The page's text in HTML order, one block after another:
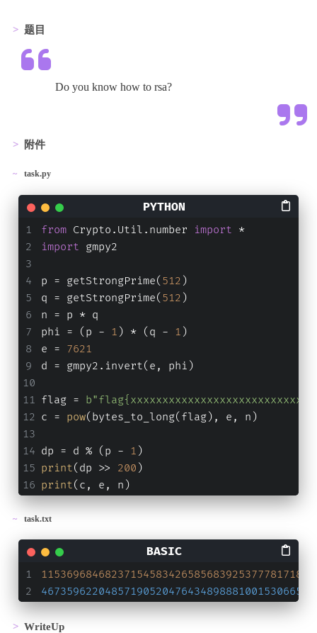
题目
Do you know how to rsa?
附件
task.py
from Crypto.Util.number import *
import gmpy2
p = getStrongPrime( 512 )
q = getStrongPrime( 512 )
n = p * q
phi = (p -
1 ) * (q - 1 )
e = 7621
d = gmpy2.invert(e, phi)
flag =
c = pow(bytes_to_long(flag), e, n)
dp = d % (p - 1 )
print(dp >> 200 )
print(c, e, n)
task.txt
WriteUp